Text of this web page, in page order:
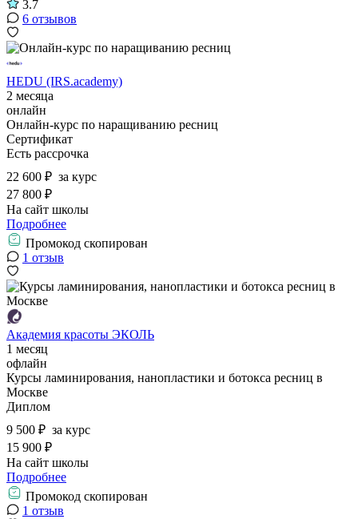
3.7
6 отзывов
HEDU (IRS.academy)
2 месяца
онлайн
Онлайн-курс по наращиванию ресниц
Сертификат
Есть рассрочка
22 600 ₽ за курс
27 800 ₽
На сайт школы
Подробнее
Промокод скопирован
1 отзыв
Академия красоты ЭКОЛЬ
1 месяц
офлайн
Курсы ламинирования, нанопластики и ботокса ресниц в
Москве
Диплом
9 500 ₽ за курс
15 900 ₽
На сайт школы
Подробнее
Промокод скопирован
1 отзыв